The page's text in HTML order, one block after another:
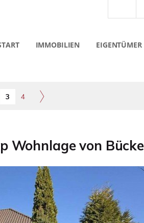
IMMOBILIEN EIGENTÜMER
3 4
Wohnlage von